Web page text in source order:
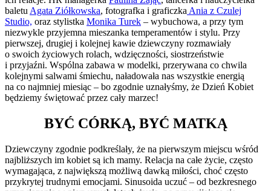
baletu Agata Ziółkowska, fotografka i graficzka Ania z Czulej
Studio, oraz stylistka Monika Turek – wybuchowa, a przy tym
niezwykle przyjemna mieszanka temperamentów i stylu. Przy
pierwszej, drugiej i kolejnej kawie dziewczyny rozmawiały
o swoich życiowych rolach, wdzięczności, siostrzeństwie
i przyjaźni. Wspólna zabawa w modelki, przerywana co chwila
kolejnymi salwami śmiechu, naładowała nas wszystkie energią
na co najmniej miesiąc – bo zgodnie uznałyśmy, że Dzień Kobiet
będziemy świętować przez cały marzec!
BYĆ CÓRKĄ, BYĆ MATKĄ
Dziewczyny zgodnie podkreślały, że na pierwszym miejscu wśród
najbliższych im kobiet są ich mamy. Relacja na całe życie, często
wymagająca, z największą możliwą dawką miłości, choć często
przykrytej trudnymi emocjami. Sinusoida uczuć – od bezkresnego